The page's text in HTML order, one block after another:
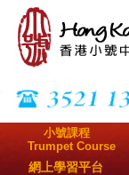
小號課程
Trumpet Course
網上學習平台